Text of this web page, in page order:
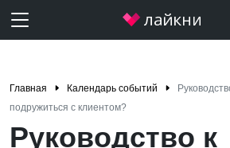
Главная Календарь событий
подружиться с клиентом?
Руководство к